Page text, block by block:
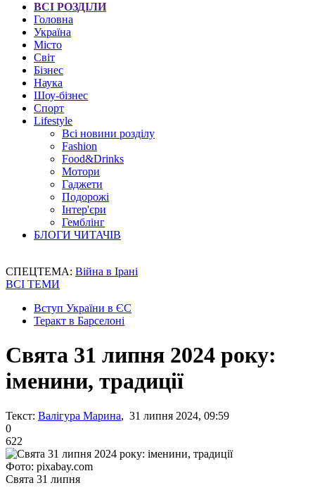
ВСІ РОЗДІЛИ
Головна
Україна
Місто
Світ
Бізнес
Наука
Шоу-бізнес
Спорт
Lifestyle
Всі новини розділу
Fashion
Food&Drinks
Мотори
Гаджети
Подорожі
Інтер'єри
Гемблінг
БЛОГИ ЧИТАЧІВ
СПЕЦТЕМА: Війна в Ірані
ВСІ ТЕМИ
Вступ України в ЄС
Теракт в Барселоні
Свята 31 липня 2024 року:
іменини, традиції
Текст: Валігура Марина, 31 липня 2024, 09:59
0
622
Фото: pixabay.com
Свята 31 липня